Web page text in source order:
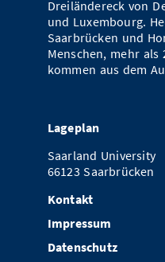
Dreiländereck von
und Luxembourg.
Saarbrücken und
Menschen, mehr
kommen aus dem
Lageplan
Saarland University
66123 Saarbrücken
Kontakt
Impressum
Datenschutz